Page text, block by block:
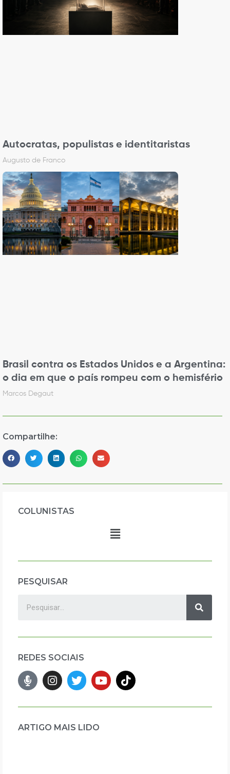
Autocratas, populistas e identitaristas
Augusto de Franco
Brasil contra os Estados Unidos e a Argentina:
o dia em que o país rompeu com o hemisfério
Marcos Degaut
Compartilhe:
COLUNISTAS
PESQUISAR
REDES SOCIAIS
ARTIGO MAIS LIDO